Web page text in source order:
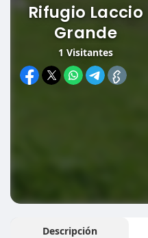
Rifugio Laccio
Grande
1 Visitantes
Descripción